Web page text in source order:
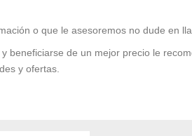
o que le asesoremos no dude en
beneficiarse de un mejor precio le
y ofertas.